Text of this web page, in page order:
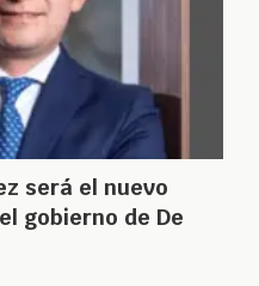
será el nuevo
gobierno de De